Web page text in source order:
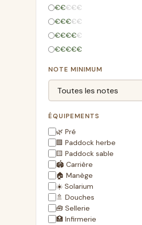
€€€€€
€€€€€
€€€€€
€€€€€
NOTE MINIMUM
ÉQUIPEMENTS
🌿 Pré
🟩 Paddock herbe
🟨 Paddock sable
🏟️ Carrière
🏠 Manège
☀️ Solarium
🚿 Douches
🧰 Sellerie
🏥 Infirmerie